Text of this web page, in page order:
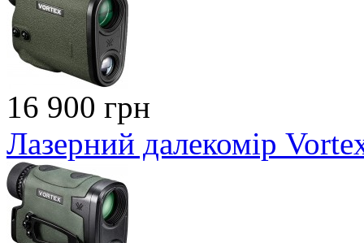
16 900 грн
Лазерний далекомір